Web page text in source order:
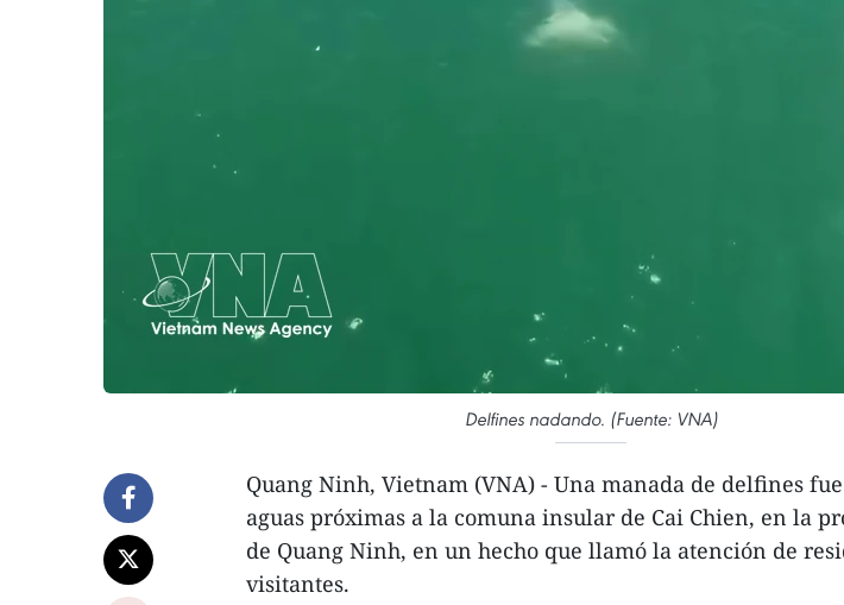
Delfines nadando. (Fuente: VNA)
Quang Ninh, Vietnam (VNA) - Una manada de delfines
aguas próximas a la comuna insular de Cai Chien, en la
de Quang Ninh, en un hecho que llamó la atención de
visitantes.